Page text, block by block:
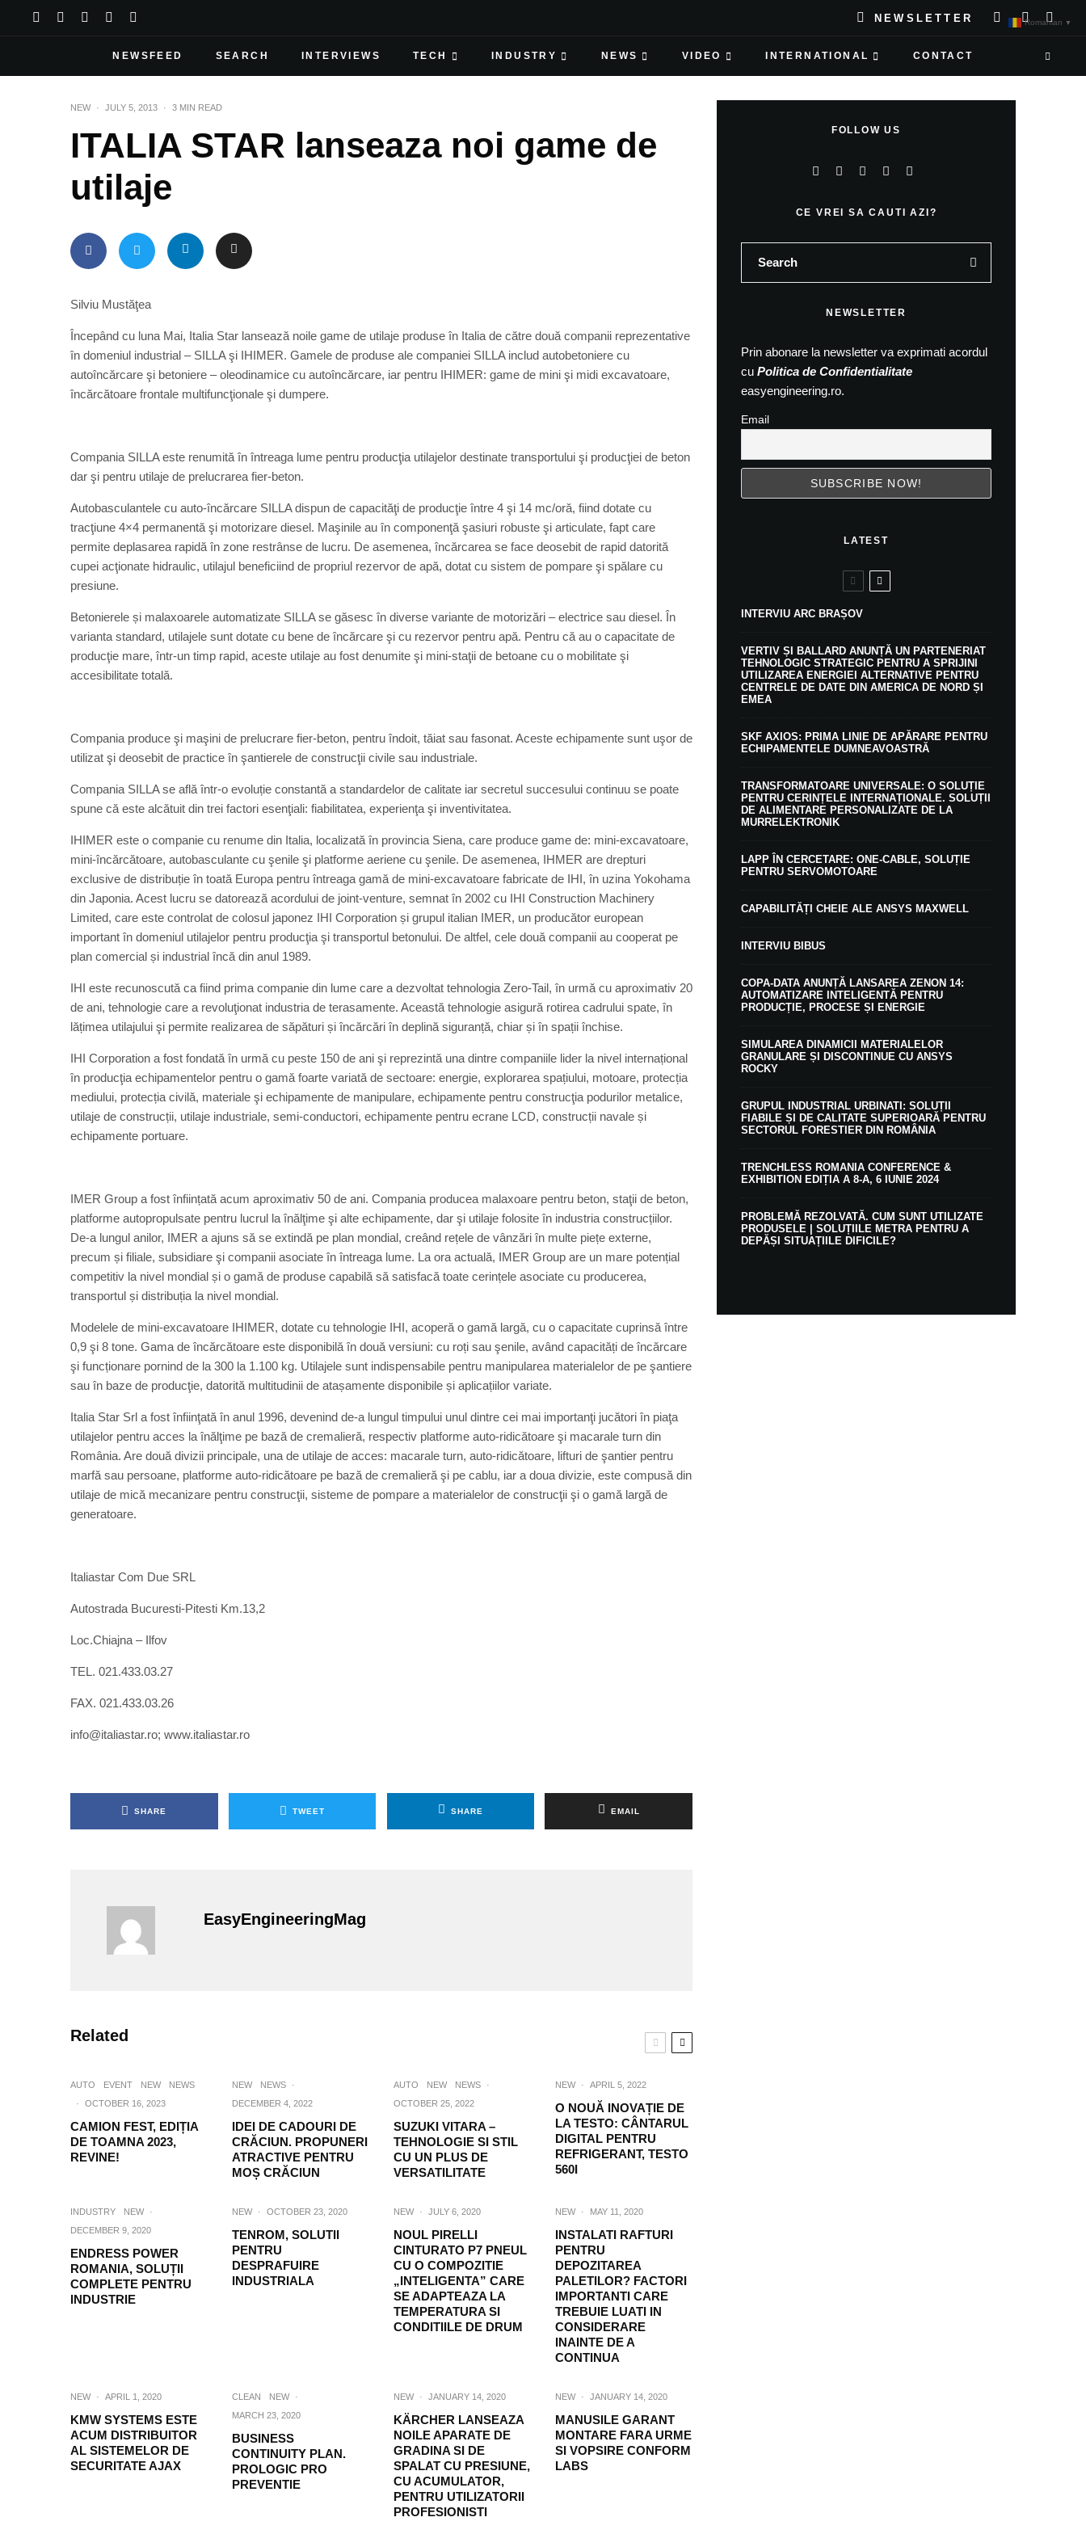
NEWSLETTER
NEWSFEED SEARCH INTERVIEWS TECH INDUSTRY NEWS VIDEO INTERNATIONAL CONTACT
NEW · JULY 5, 2013 · 3 MIN READ
ITALIA STAR lanseaza noi game de
utilaje
Silviu Mustăţea
Începând cu luna Mai, Italia Star lansează noile game de utilaje produse în Italia de către două companii reprezentative
în domeniul industrial – SILLA şi IHIMER. Gamele de produse ale companiei SILLA includ autobetoniere cu
autoîncărcare şi betoniere – oleodinamice cu autoîncărcare, iar pentru IHIMER: game de mini şi midi excavatoare,
încărcătoare frontale multifuncţionale şi dumpere.
Compania SILLA este renumită în întreaga lume pentru producţia utilajelor destinate transportului şi producţiei de beton
dar şi pentru utilaje de prelucrarea fier-beton.
Autobasculantele cu auto-încărcare SILLA dispun de capacităţi de producţie între 4 şi 14 mc/oră, fiind dotate cu
tracţiune 4×4 permanentă şi motorizare diesel. Maşinile au în componenţă şasiuri robuste şi articulate, fapt care
permite deplasarea rapidă în zone restrânse de lucru. De asemenea, încărcarea se face deosebit de rapid datorită
cupei acţionate hidraulic, utilajul beneficiind de propriul rezervor de apă, dotat cu sistem de pompare şi spălare cu
presiune.
Betonierele și malaxoarele automatizate SILLA se găsesc în diverse variante de motorizări – electrice sau diesel. În
varianta standard, utilajele sunt dotate cu bene de încărcare şi cu rezervor pentru apă. Pentru că au o capacitate de
producţie mare, într-un timp rapid, aceste utilaje au fost denumite şi mini-staţii de betoane cu o mobilitate şi
accesibilitate totală.
Compania produce şi maşini de prelucrare fier-beton, pentru îndoit, tăiat sau fasonat. Aceste echipamente sunt uşor de
utilizat şi deosebit de practice în şantierele de construcţii civile sau industriale.
Compania SILLA se află într-o evoluție constantă a standardelor de calitate iar secretul succesului continuu se poate
spune că este alcătuit din trei factori esenţiali: fiabilitatea, experienţa şi inventivitatea.
IHIMER este o companie cu renume din Italia, localizată în provincia Siena, care produce game de: mini-excavatoare,
mini-încărcătoare, autobasculante cu şenile şi platforme aeriene cu şenile. De asemenea, IHMER are drepturi
exclusive de distribuție în toată Europa pentru întreaga gamă de mini-excavatoare fabricate de IHI, în uzina Yokohama
din Japonia. Acest lucru se datorează acordului de joint-venture, semnat în 2002 cu IHI Construction Machinery
Limited, care este controlat de colosul japonez IHI Corporation și grupul italian IMER, un producător european
important în domeniul utilajelor pentru producţia şi transportul betonului. De altfel, cele două companii au cooperat pe
plan comercial și industrial încă din anul 1989.
IHI este recunoscută ca fiind prima companie din lume care a dezvoltat tehnologia Zero-Tail, în urmă cu aproximativ 20
de ani, tehnologie care a revoluţionat industria de terasamente. Această tehnologie asigură rotirea cadrului spate, în
lățimea utilajului şi permite realizarea de săpături și încărcări în deplină siguranță, chiar și în spații închise.
IHI Corporation a fost fondată în urmă cu peste 150 de ani şi reprezintă una dintre companiile lider la nivel internațional
în producţia echipamentelor pentru o gamă foarte variată de sectoare: energie, explorarea spațiului, motoare, protecția
mediului, protecția civilă, materiale şi echipamente de manipulare, echipamente pentru construcţia podurilor metalice,
utilaje de construcții, utilaje industriale, semi-conductori, echipamente pentru ecrane LCD, construcții navale și
echipamente portuare.
IMER Group a fost înființată acum aproximativ 50 de ani. Compania producea malaxoare pentru beton, staţii de beton,
platforme autopropulsate pentru lucrul la înălţime şi alte echipamente, dar şi utilaje folosite în industria construcțiilor.
De-a lungul anilor, IMER a ajuns să se extindă pe plan mondial, creând rețele de vânzări în multe piețe externe,
precum și filiale, subsidiare şi companii asociate în întreaga lume. La ora actuală, IMER Group are un mare potențial
competitiv la nivel mondial și o gamă de produse capabilă să satisfacă toate cerințele asociate cu producerea,
transportul și distribuția la nivel mondial.
Modelele de mini-excavatoare IHIMER, dotate cu tehnologie IHI, acoperă o gamă largă, cu o capacitate cuprinsă între
0,9 şi 8 tone. Gama de încărcătoare este disponibilă în două versiuni: cu roți sau şenile, având capacități de încărcare
şi funcționare pornind de la 300 la 1.100 kg. Utilajele sunt indispensabile pentru manipularea materialelor de pe şantiere
sau în baze de producţie, datorită multitudinii de atașamente disponibile și aplicațiilor variate.
Italia Star Srl a fost înfiinţată în anul 1996, devenind de-a lungul timpului unul dintre cei mai importanţi jucători în piaţa
utilajelor pentru acces la înălţime pe bază de cremalieră, respectiv platforme auto-ridicătoare şi macarale turn din
România. Are două divizii principale, una de utilaje de acces: macarale turn, auto-ridicătoare, lifturi de şantier pentru
marfă sau persoane, platforme auto-ridicătoare pe bază de cremalieră şi pe cablu, iar a doua divizie, este compusă din
utilaje de mică mecanizare pentru construcţii, sisteme de pompare a materialelor de construcţii şi o gamă largă de
generatoare.
Italiastar Com Due SRL
Autostrada Bucuresti-Pitesti Km.13,2
Loc.Chiajna – Ilfov
TEL. 021.433.03.27
FAX. 021.433.03.26
info@italiastar.ro; www.italiastar.ro
SHARE TWEET SHARE EMAIL
EasyEngineeringMag
Related
AUTO EVENT NEW
NEWS
·
OCTOBER 16, 2023
CAMION FEST, EDIȚIA
DE TOAMNA 2023,
REVINE!
NEW NEWS
·
DECEMBER 4, 2022
IDEI DE CADOURI DE
CRĂCIUN. PROPUNERI
ATRACTIVE PENTRU
MOȘ CRĂCIUN
AUTO NEW NEWS
·
OCTOBER 25, 2022
SUZUKI VITARA –
TEHNOLOGIE SI STIL
CU UN PLUS DE
VERSATILITATE
NEW · APRIL 5, 2022
O NOUĂ INOVAȚIE DE
LA TESTO: CÂNTARUL
DIGITAL PENTRU
REFRIGERANT, TESTO
560I
INDUSTRY NEW
·
DECEMBER 9, 2020
ENDRESS POWER
ROMANIA, SOLUȚII
COMPLETE PENTRU
INDUSTRIE
NEW · OCTOBER 23, 2020
TENROM, SOLUTII
PENTRU
DESPRAFUIRE
INDUSTRIALA
NEW · JULY 6, 2020
NOUL PIRELLI
CINTURATO P7 PNEUL
CU O COMPOZITIE
„INTELIGENTA” CARE
SE ADAPTEAZA LA
TEMPERATURA SI
CONDITIILE DE DRUM
NEW · MAY 11, 2020
INSTALATI RAFTURI
PENTRU
DEPOZITAREA
PALETILOR? FACTORI
IMPORTANTI CARE
TREBUIE LUATI IN
CONSIDERARE
INAINTE DE A
CONTINUA
NEW · APRIL 1, 2020
KMW SYSTEMS ESTE
ACUM DISTRIBUITOR
AL SISTEMELOR DE
SECURITATE AJAX
CLEAN NEW
·
MARCH 23, 2020
BUSINESS
CONTINUITY PLAN.
PROLOGIC PRO
PREVENTIE
NEW · JANUARY 14, 2020
KÄRCHER LANSEAZA
NOILE APARATE DE
GRADINA SI DE
SPALAT CU PRESIUNE,
CU ACUMULATOR,
PENTRU UTILIZATORII
PROFESIONISTI
NEW · JANUARY 14, 2020
MANUSILE GARANT
MONTARE FARA URME
SI VOPSIRE CONFORM
LABS
FOLLOW US
CE VREI SA CAUTI AZI?
NEWSLETTER
Prin abonare la newsletter va exprimati acordul
cu Politica de Confidentialitate
easyengineering.ro.
Email
LATEST
INTERVIU ARC BRAȘOV
VERTIV ȘI BALLARD ANUNȚĂ UN PARTENERIAT
TEHNOLOGIC STRATEGIC PENTRU A SPRIJINI
UTILIZAREA ENERGIEI ALTERNATIVE PENTRU
CENTRELE DE DATE DIN AMERICA DE NORD ȘI
EMEA
SKF AXIOS: PRIMA LINIE DE APĂRARE PENTRU
ECHIPAMENTELE DUMNEAVOASTRĂ
TRANSFORMATOARE UNIVERSALE: O SOLUȚIE
PENTRU CERINȚELE INTERNAȚIONALE. SOLUȚII
DE ALIMENTARE PERSONALIZATE DE LA
MURRELEKTRONIK
LAPP ÎN CERCETARE: ONE-CABLE, SOLUȚIE
PENTRU SERVOMOTOARE
CAPABILITĂȚI CHEIE ALE ANSYS MAXWELL
INTERVIU BIBUS
COPA-DATA ANUNȚĂ LANSAREA ZENON 14:
AUTOMATIZARE INTELIGENTĂ PENTRU
PRODUCȚIE, PROCESE ȘI ENERGIE
SIMULAREA DINAMICII MATERIALELOR
GRANULARE ȘI DISCONTINUE CU ANSYS
ROCKY
GRUPUL INDUSTRIAL URBINATI: SOLUȚII
FIABILE ȘI DE CALITATE SUPERIOARĂ PENTRU
SECTORUL FORESTIER DIN ROMÂNIA
TRENCHLESS ROMANIA CONFERENCE &
EXHIBITION EDIȚIA A 8-A, 6 IUNIE 2024
PROBLEMĂ REZOLVATĂ. CUM SUNT UTILIZATE
PRODUSELE | SOLUȚIILE METRA PENTRU A
DEPĂȘI SITUAȚIILE DIFICILE?
Romanian ▼